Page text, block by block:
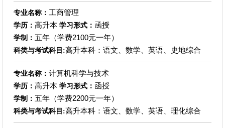
专业名称： 工商管理
学历： 高升本 学习形式： 函授
学制： 五年（学费2100元一年）
科类与考试科目:高升本科：语文、数学、英语、史地综合
专业名称： 计算机科学与技术
学历： 高升本 学习形式： 函授
学制： 五年（学费2200元一年）
科类与考试科目:高升本科：语文、数学、英语、理化综合